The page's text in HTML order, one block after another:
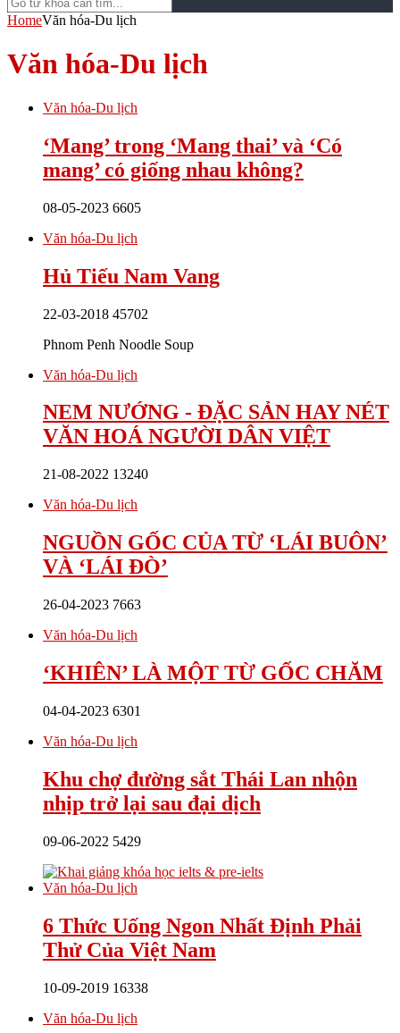
HomeVăn hóa-Du lịch
Văn hóa-Du lịch
Văn hóa-Du lịch
‘Mang’ trong ‘Mang thai’ và ‘Có
mang’ có giống nhau không?
08-05-2023 6605
Văn hóa-Du lịch
Hủ Tiếu Nam Vang
22-03-2018 45702
Phnom Penh Noodle Soup
Văn hóa-Du lịch
NEM NƯỚNG - ĐẶC SẢN HAY NÉT
VĂN HOÁ NGƯỜI DÂN VIỆT
21-08-2022 13240
Văn hóa-Du lịch
NGUỒN GỐC CỦA TỪ ‘LÁI BUÔN’
VÀ ‘LÁI ĐÒ’
26-04-2023 7663
Văn hóa-Du lịch
‘KHIÊN’ LÀ MỘT TỪ GỐC CHĂM
04-04-2023 6301
Văn hóa-Du lịch
Khu chợ đường sắt Thái Lan nhộn
nhịp trở lại sau đại dịch
09-06-2022 5429
Văn hóa-Du lịch
6 Thức Uống Ngon Nhất Định Phải
Thử Của Việt Nam
10-09-2019 16338
Văn hóa-Du lịch